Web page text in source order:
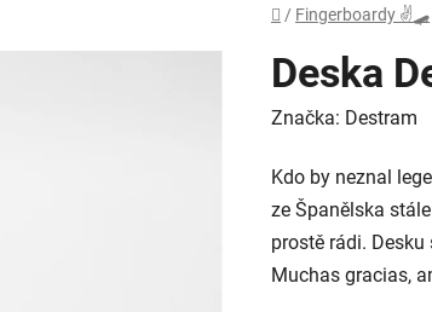
Domů
/ Fingerboardy ✌🛹
Deska
Značka: Destram
Kdo by neznal
ze Španělska
prostě rádi.
Muchas gracias,